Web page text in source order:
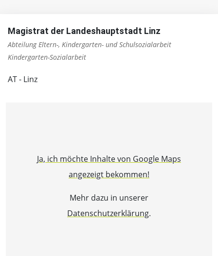
Magistrat der Landeshauptstadt Linz
Abteilung Eltern-, Kindergarten- und Schulsozialarbeit
Kindergarten-Sozialarbeit
AT - Linz
Ja, ich möchte Inhalte von Google Maps
angezeigt bekommen!
Mehr dazu in unserer
Datenschutzerklärung.